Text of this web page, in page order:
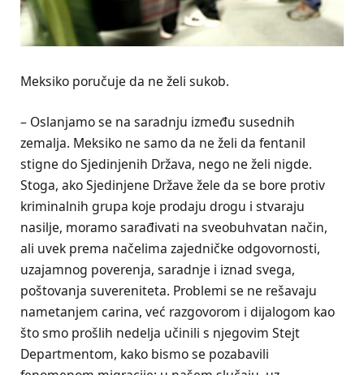
Meksiko poručuje da ne želi sukob.
– Oslanjamo se na saradnju između susednih
zemalja. Meksiko ne samo da ne želi da fentanil
stigne do Sjedinjenih Država, nego ne želi nigde.
Stoga, ako Sjedinjene Države žele da se bore protiv
kriminalnih grupa koje prodaju drogu i stvaraju
nasilje, moramo sarađivati ​​na sveobuhvatan način,
ali uvek prema načelima zajedničke odgovornosti,
uzajamnog poverenja, saradnje i iznad svega,
poštovanja suvereniteta. Problemi se ne rešavaju
nametanjem carina, već razgovorom i dijalogom kao
što smo prošlih nedelja učinili s njegovim Stejt
Departmentom, kako bismo se pozabavili